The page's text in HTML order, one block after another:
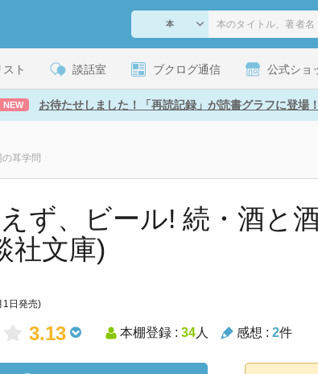
ト 談話室 ブクログ通信 公式ショ
NEW お待たせしました！「再読記録」が読書グラフに登場！
耳学問
ず、ビール! 続・酒と
社文庫)
1日発売)
3.13 本棚登録 : 34人 感想 : 2件